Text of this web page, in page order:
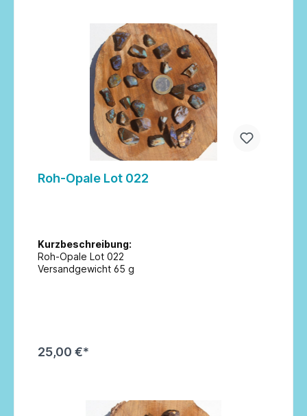
Roh-Opale Lot 022
Kurzbeschreibung:
Roh-Opale Lot 022
Versandgewicht 65 g
25,00 €*